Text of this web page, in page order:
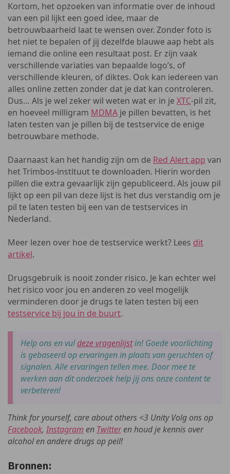
Kortom, het opzoeken van informatie over de inhoud
van een pil lijkt een goed idee, maar de
betrouwbaarheid laat te wensen over. Zonder foto is
het niet te bepalen of jij dezelfde blauwe aap hebt als
iemand die online een resultaat post. Er zijn vaak
verschillende variaties van bepaalde logo’s, of
verschillende kleuren, of diktes. Ook kan iedereen van
alles online zetten zonder dat je dat kan controleren.
Dus… Als je wel zeker wil weten wat er in je XTC-pil zit,
en hoeveel milligram MDMA je pillen bevatten, is het
laten testen van je pillen bij de testservice de enige
betrouwbare methode.
Daarnaast kan het handig zijn om de Red Alert app van
het Trimbos-instituut te downloaden. Hierin worden
pillen die extra gevaarlijk zijn gepubliceerd. Als jouw pil
lijkt op een pil van deze lijst is het dus verstandig om je
pil te laten testen bij een van de testservices in
Nederland.
Meer lezen over hoe de testservice werkt? Lees dit
artikel.
Drugsgebruik is nooit zonder risico. Je kan echter wel
het risico voor jou en anderen zo veel mogelijk
verminderen door je drugs te laten testen bij een
testservice bij jou in de buurt.
Help ons en vuldeze vragenlijstin! Goede voorlichting
is gebaseerd op ervaringen in plaats van geruchten of
signalen. Alle ervaringen tellen mee. Door mee te
werken aan dit onderzoek help jij ons onze content te
verbeteren!
Think for yourself, care about others <3 Unity Volg ons op
Facebook, Instagram en Twitteren houd je kennis over
alcohol en andere drugs op peil!
Bronnen: